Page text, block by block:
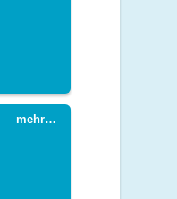
mehr…